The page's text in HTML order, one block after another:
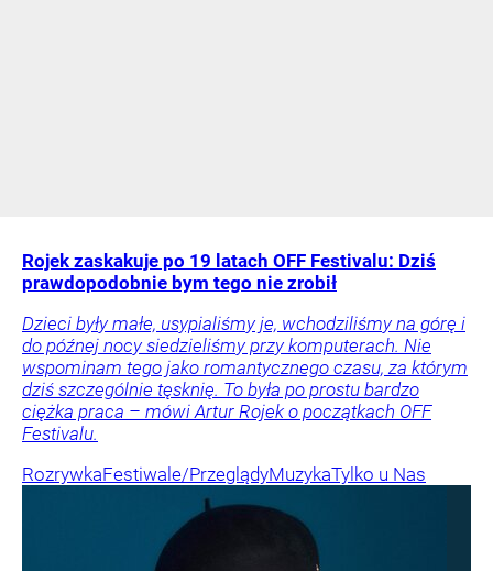
Rojek zaskakuje po 19 latach OFF Festivalu: Dziś
prawdopodobnie bym tego nie zrobił
Dzieci były małe, usypialiśmy je, wchodziliśmy na górę i
do późnej nocy siedzieliśmy przy komputerach. Nie
wspominam tego jako romantycznego czasu, za którym
dziś szczególnie tęsknię. To była po prostu bardzo
ciężka praca – mówi Artur Rojek o początkach OFF
Festivalu.
RozrywkaFestiwale/PrzeglądyMuzykaTylko u Nas